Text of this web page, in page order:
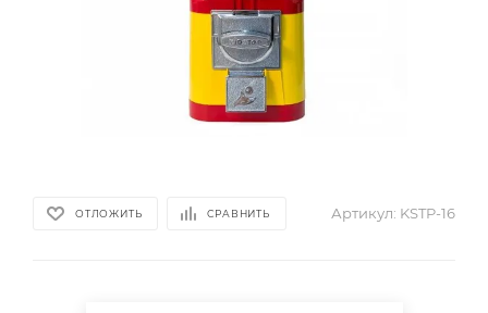
ОТЛОЖИТЬ СРАВНИТЬ Артикул: KSTP-16